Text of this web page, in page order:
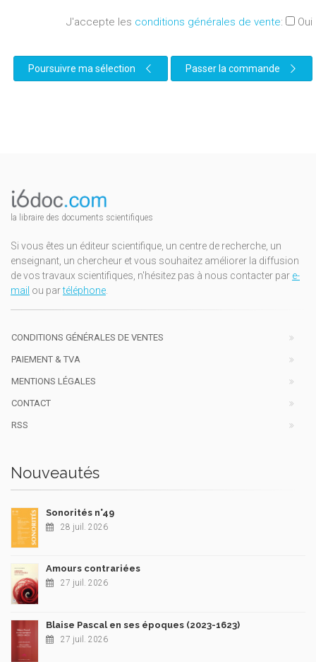
J'accepte les conditions générales de vente: Oui
Poursuivre ma sélection Passer la commande
la libraire des documents scientifiques
Si vous êtes un éditeur scientifique, un centre de recherche, un
enseignant, un chercheur et vous souhaitez améliorer la diffusion
de vos travaux scientifiques, n'hésitez pas à nous contacter par e-
mail ou partéléphone.
CONDITIONS GÉNÉRALES DE VENTES
PAIEMENT & TVA
MENTIONS LÉGALES
CONTACT
RSS
Nouveautés
Sonorités n°49
28 juil. 2026
Amours contrariées
27 juil. 2026
Blaise Pascal en ses époques (2023-1623)
27 juil. 2026